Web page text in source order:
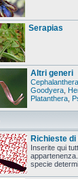
Serapias
Altri generi
Cephalanthera
Goodyera
Platanthera
Richieste
Inserite qui
specie